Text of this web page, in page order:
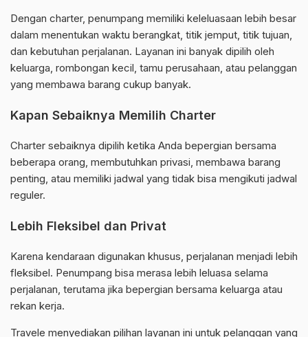
Dengan charter, penumpang memiliki keleluasaan lebih besar
dalam menentukan waktu berangkat, titik jemput, titik tujuan,
dan kebutuhan perjalanan. Layanan ini banyak dipilih oleh
keluarga, rombongan kecil, tamu perusahaan, atau pelanggan
yang membawa barang cukup banyak.
Kapan Sebaiknya Memilih Charter
Charter sebaiknya dipilih ketika Anda bepergian bersama
beberapa orang, membutuhkan privasi, membawa barang
penting, atau memiliki jadwal yang tidak bisa mengikuti jadwal
reguler.
Lebih Fleksibel dan Privat
Karena kendaraan digunakan khusus, perjalanan menjadi lebih
fleksibel. Penumpang bisa merasa lebih leluasa selama
perjalanan, terutama jika bepergian bersama keluarga atau
rekan kerja.
Travele menyediakan pilihan layanan ini untuk pelanggan yang